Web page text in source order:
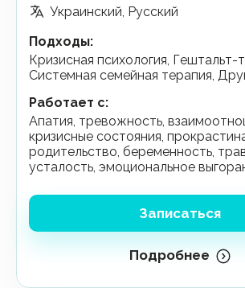
Украинский, Русский
Подходы:
Кризисная психология, Гештальт-терапия,
Системная семейная терапия,
Работает с:
апатия, тревожность, взаимоотношения,
кризисные состояния,
родительство, беременность,
усталость, эмоциональное
Записаться
Подробнее